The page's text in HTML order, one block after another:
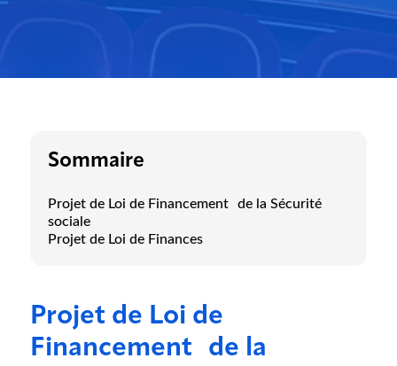
Sommaire
Projet de Loi de Financement de la Sécurité
sociale
Projet de Loi de Finances
Projet de Loi de
Financement de la